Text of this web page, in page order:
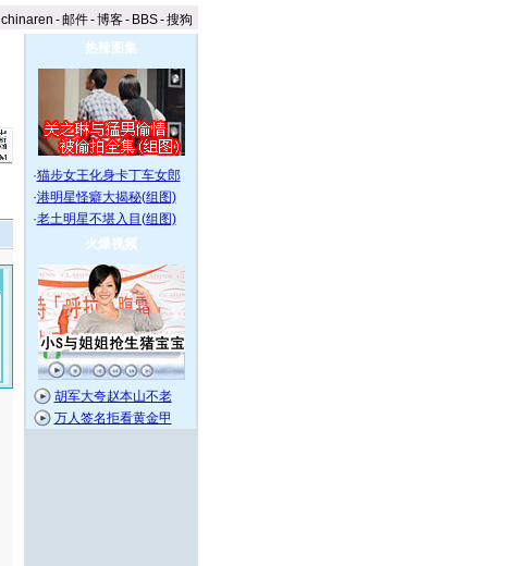
chinaren -邮件-博客- BBS-搜狗
热辣图集
·猫步女王化身卡丁车女郎
·港明星怪癖大揭秘(组图)
·老土明星不堪入目(组图)
火爆视频
胡军大夸赵本山不老
万人签名拒看黄金甲